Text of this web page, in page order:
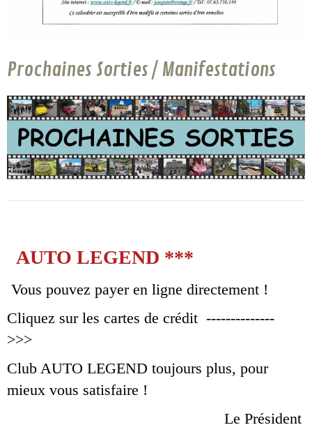
Prochaines Sorties / Manifestations
AUTO LEGEND ***
Vous pouvez payer en ligne directement !
Cliquez sur les cartes de crédit --------------
>>>
Club AUTO LEGEND toujours plus, pour
mieux vous satisfaire !
Le Président